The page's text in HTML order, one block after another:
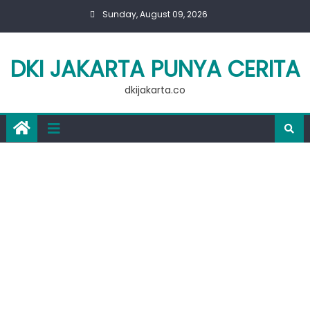
Sunday, August 09, 2026
DKI JAKARTA PUNYA CERITA
dkijakarta.co